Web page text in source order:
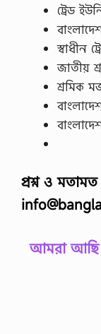
ট্রেড
স্বাধীন
জাতীয়
শ্রমিক
প্রশ্ন ও
আমরা আছি